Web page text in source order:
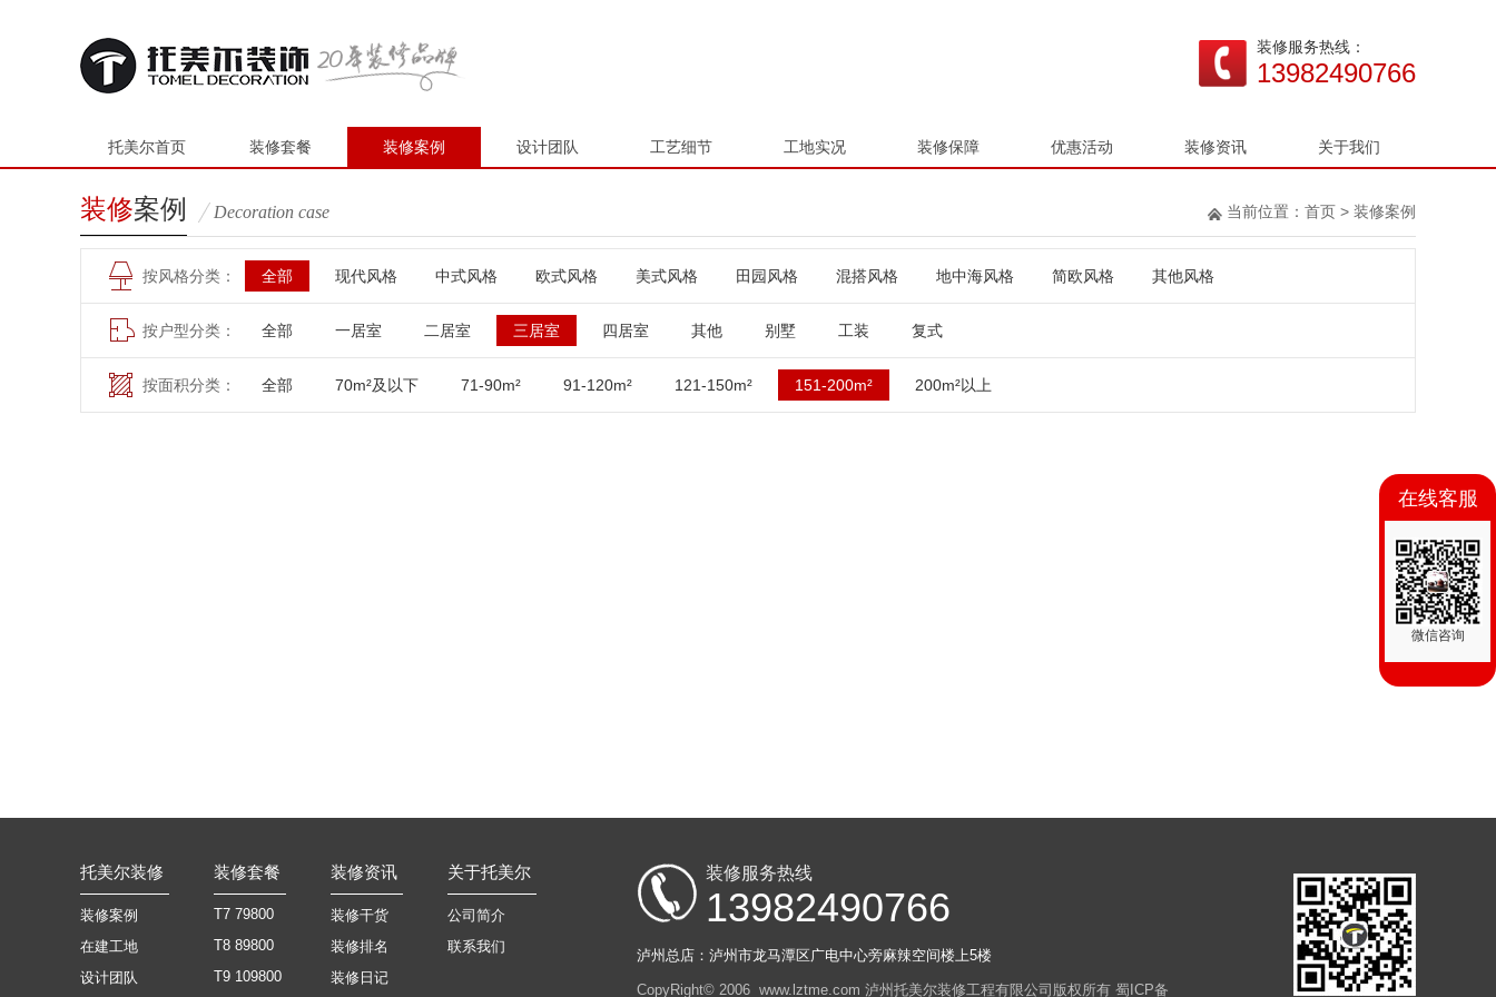
装修服务热线：
13982490766
托美尔首页 装修套餐 装修案例 设计团队 工艺细节 工地实况 装修保障 优惠活动 装修资讯 关于我们
装修案例 Decoration case 当前位置： 首页 > 装修案例
按风格分类： 全部 现代风格 中式风格 欧式风格 美式风格 田园风格 混搭风格 地中海风格 简欧风格 其他风格
按户型分类： 全部 一居室 二居室 三居室 四居室 其他 别墅 工装 复式
按面积分类： 全部 70m²及以下 71-90m² 91-120m² 121-150m² 151-200m² 200m²以上
托美尔装修
装修案例
在建工地
设计团队
装修套餐
T7 79800
T8 89800
T9 109800
装修资讯
装修干货
装修排名
装修日记
关于托美尔
公司简介
联系我们
装修服务热线
13982490766
泸州总店：泸州市龙马潭区广电中心旁麻辣空间楼上5楼
CopyRight© 2006 www.lztme.com 泸州托美尔装修工程有限公司版权所有 蜀ICP备
在线客服
微信咨询